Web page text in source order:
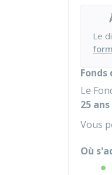
Le
Fonds
Le
25 ans
Vous
Où